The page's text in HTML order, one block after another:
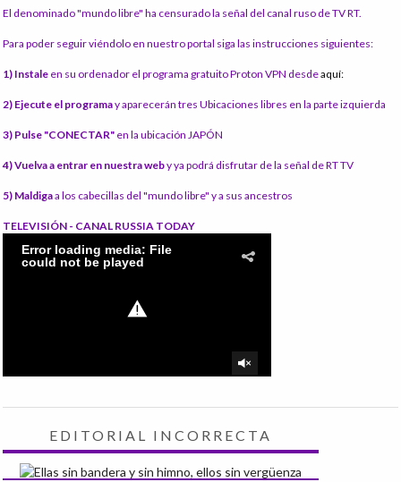
El denominado "mundo libre" ha censurado la señal del canal ruso de TV RT.
Para poder seguir viéndolo en nuestro portal siga las instrucciones siguientes:
1) Instale en su ordenador el programa gratuito Proton VPN desdeaquí:
2) Ejecute el programay aparecerán tres Ubicaciones libres en la parte izquierda
3) Pulse "CONECTAR" en la ubicación JAPÓN
4) Vuelva a entrar en nuestra weby ya podrá disfrutar de la señal de RT TV
5) Maldigaa los cabecillas del "mundo libre" y a sus ancestros
TELEVISIÓN - CANAL RUSSIA TODAY
EDITORIAL INCORRECTA